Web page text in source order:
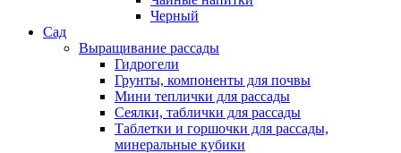
Черный
Сад
Выращивание рассады
Гидрогели
Грунты, компоненты для почвы
Мини теплички для рассады
Сеялки, таблички для рассады
Таблетки и горшочки для рассады,
минеральные кубики